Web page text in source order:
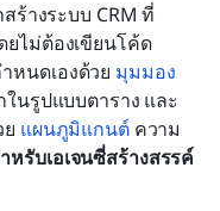
ร้างระบบ CRM ที่
ไม่ต้องเขียนโค้ด
หนดเองด้วย มุมมอง
นรูปแบบตาราง และ
แผนภูมิแกนต์ ความ
หรับเอเจนซี่สร้างสรรค์